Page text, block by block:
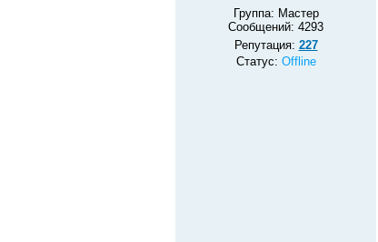
Группа: Мастер
Сообщений: 4293
Репутация: 227
Статус: Offline